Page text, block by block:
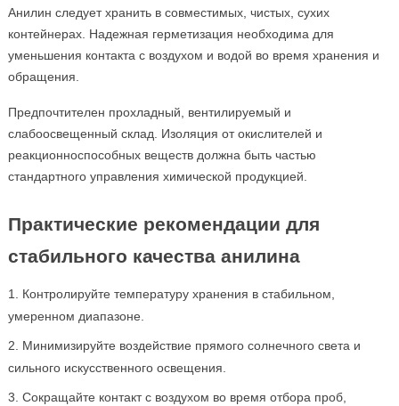
Анилин следует хранить в совместимых, чистых, сухих
контейнерах. Надежная герметизация необходима для
уменьшения контакта с воздухом и водой во время хранения и
обращения.
Предпочтителен прохладный, вентилируемый и
слабоосвещенный склад. Изоляция от окислителей и
реакционноспособных веществ должна быть частью
стандартного управления химической продукцией.
Практические рекомендации для
стабильного качества анилина
Контролируйте температуру хранения в стабильном,
умеренном диапазоне.
Минимизируйте воздействие прямого солнечного света и
сильного искусственного освещения.
Сокращайте контакт с воздухом во время отбора проб,